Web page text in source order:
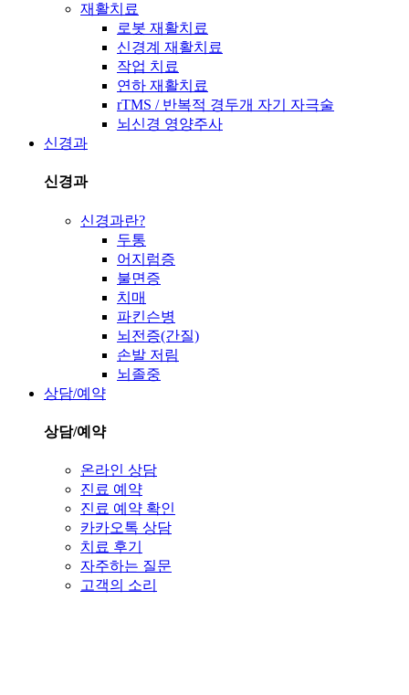
재활치료
로봇 재활치료
신경계 재활치료
작업 치료
연하 재활치료
rTMS / 반복적 경두개 자기 자극술
뇌신경 영양주사
신경과
신경과
신경과란?
두통
어지럼증
불면증
치매
파킨슨병
뇌전증(간질)
손발 저림
뇌졸중
상담/예약
상담/예약
온라인 상담
진료 예약
진료 예약 확인
카카오톡 상담
치료 후기
자주하는 질문
고객의 소리